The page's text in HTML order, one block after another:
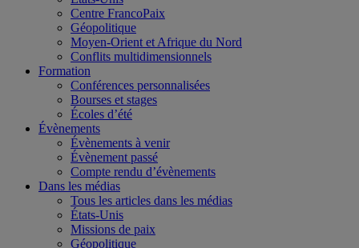
Centre FrancoPaix
Géopolitique
Moyen-Orient et Afrique du Nord
Conflits multidimensionnels
Formation
Conférences personnalisées
Bourses et stages
Écoles d’été
Évènements
Évènements à venir
Évènement passé
Compte rendu d’évènements
Dans les médias
Tous les articles dans les médias
États-Unis
Missions de paix
Géopolitique